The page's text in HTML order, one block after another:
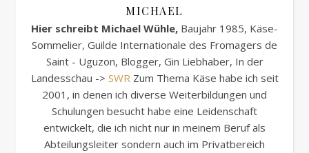
MICHAEL
Hier schreibt Michael Wühle, Baujahr 1985, Käse-
Sommelier, Guilde Internationale des Fromagers de
Saint - Uguzon, Blogger, Gin Liebhaber, In der
Landesschau -> SWRZum Thema Käse habe ich seit
2001, in denen ich diverse Weiterbildungen und
Schulungen besucht habe eine Leidenschaft
entwickelt, die ich nicht nur in meinem Beruf als
Abteilungsleiter sondern auch im Privatbereich